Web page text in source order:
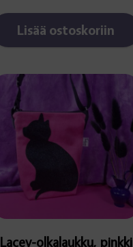
Lisää ostoskoriin
Lacey-olkalaukku, pinkki